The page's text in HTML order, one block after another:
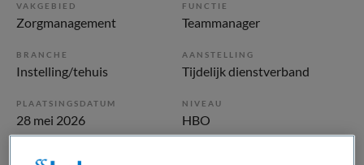
VAKGEBIED
Zorgmanagement
FUNCTIE
Teammanager
BRANCHE
Instelling/tehuis
AANSTELLING
Tijdelijk dienstverband
PLAATSINGSDATUM
28 mei 2026
NIVEAU
HBO